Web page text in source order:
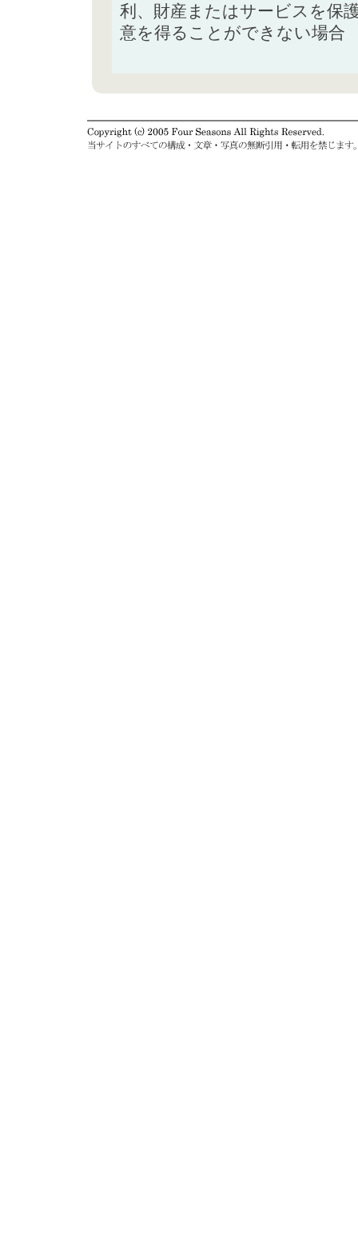
利、財産またはサービスを保
意を得ることができない場合